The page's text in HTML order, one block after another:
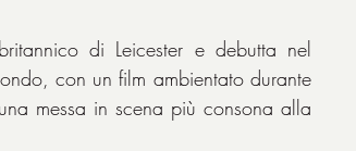
di Leicester e debutta nel
con un film ambientato durante
messa in scena più consona alla